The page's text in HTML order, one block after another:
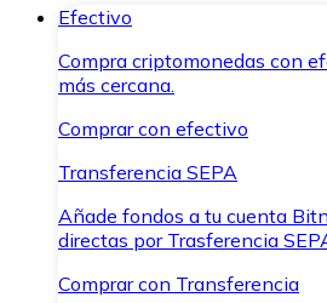
Efectivo
Compra criptomonedas con
más cercana.
Comprar con efectivo
Transferencia SEPA
Añade fondos a tu cuenta
directas por Trasferencia
Comprar con Transferencia